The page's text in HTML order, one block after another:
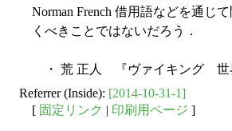
Norman French 借用語などを通じ
くべきことではないだろう．
・ 荒 正人 『ヴァイキング 世
Referrer (Inside): [2014-10-31-1]
[ 固定リンク | 印刷用ページ ]